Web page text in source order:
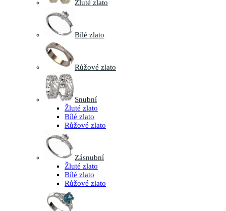
Žluté zlato
Bílé zlato
Růžové zlato
Snubní
Žluté zlato
Bílé zlato
Růžové zlato
Zásnubní
Žluté zlato
Bílé zlato
Růžové zlato